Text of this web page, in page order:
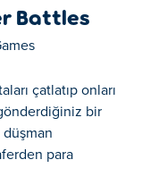
Battles
çatlatıp onları
bir
düşman
para